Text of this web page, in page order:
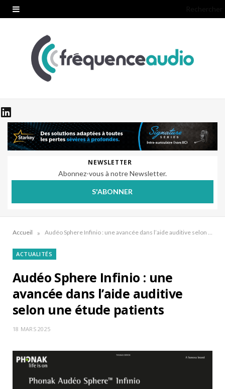
NEWSLETTER
Abonnez-vous à notre Newsletter.
S'ABONNER
Accueil » Audéo Sphere Infinio : une avancée dans l’aide auditive selon une étude patients
ACTUALITÉS
Audéo Sphere Infinio : une
avancée dans l’aide auditive
selon une étude patients
18 MARS 2025